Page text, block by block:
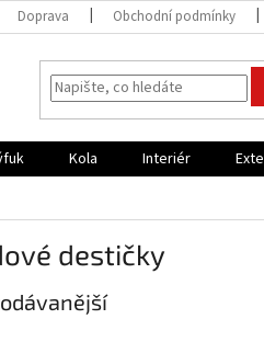
Doprava Obchodní podmínky
Kola Interiér
destičky